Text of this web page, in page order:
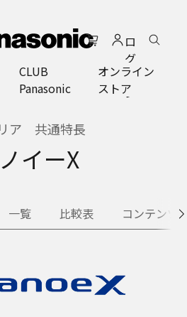
ロ
グ
イ
ン
CLUB
Panasonic
オンライン
ストア
ア 共通特長
イーX
一覧 比較表 コンテンツ